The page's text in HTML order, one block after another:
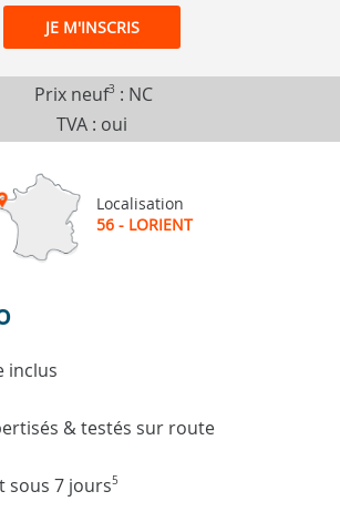
JE M'INSCRIS
Prix neuf3 : NC
TVA : oui
Localisation
56 - LORIENT
inclus
& testés sur route
sous 7 jours5